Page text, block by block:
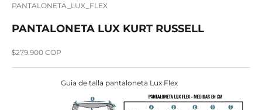
PANTALONETA_LUX_FLEX
PANTALONETA LUX KURT RUSSELL
Precio de oferta
$279.900 COP
Guia de talla pantaloneta Lux Flex